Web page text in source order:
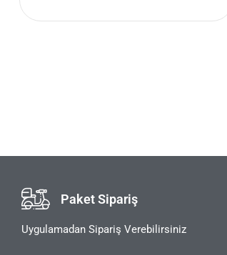
Paket Sipariş
Uygulamadan Sipariş Verebilirsiniz